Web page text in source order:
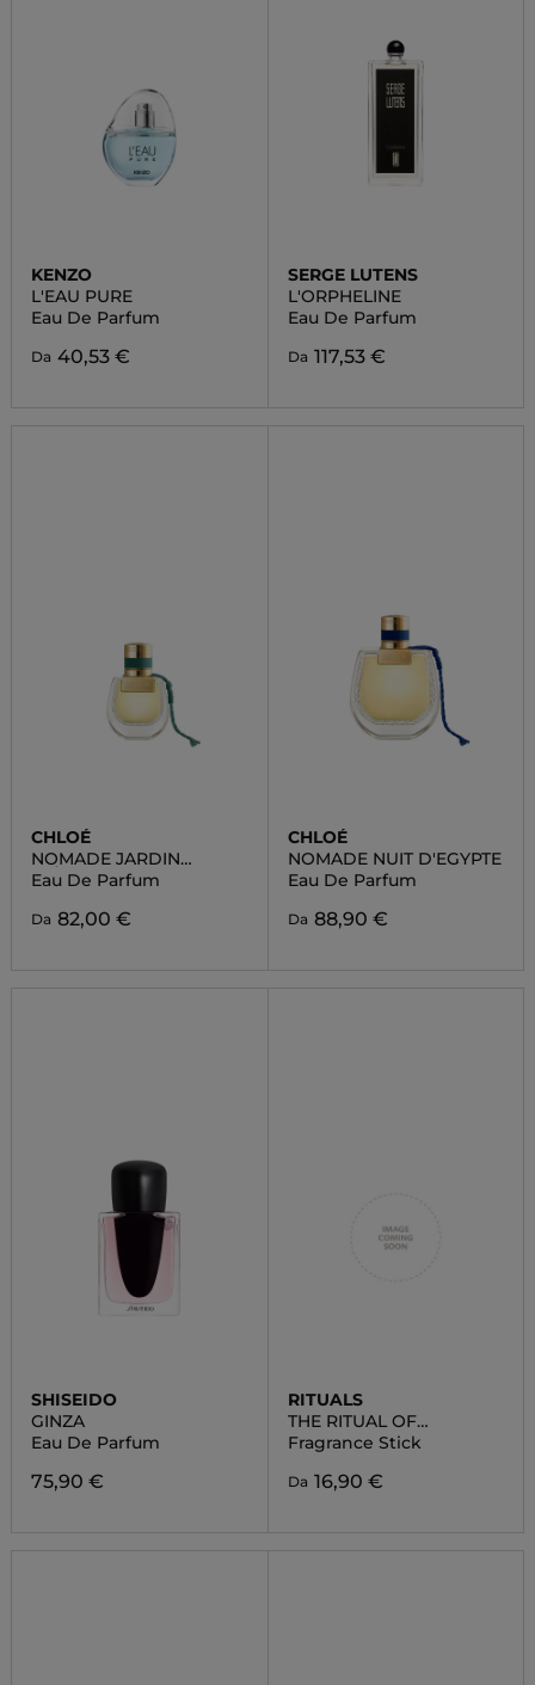
KENZO
L'EAU PURE
Eau De Parfum
Da 40,53 €
SERGE LUTENS
L'ORPHELINE
Eau De Parfum
Da 117,53 €
CHLOÉ
NOMADE JARDIN
D'ÉGYPTE
Eau De Parfum
Da 82,00 €
CHLOÉ
NOMADE NUIT D'EGYPTE
Eau De Parfum
Da 88,90 €
SHISEIDO
GINZA
Eau De Parfum
75,90 €
RITUALS
THE RITUAL OF
AYURVEDA
Fragrance Stick
Da 16,90 €